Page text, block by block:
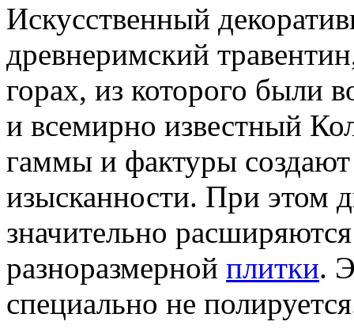
Искусственный
древнеримский
горах, из которого были
и всемирно известный
гаммы и фактуры
изысканности. При этом
значительно
разноразмерной плитки.
специально не